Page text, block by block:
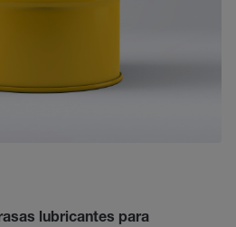
lubricantes para